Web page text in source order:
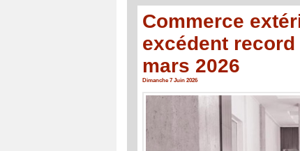
Commerce
excédent record
mars 2026
Dimanche 7 Juin 2026